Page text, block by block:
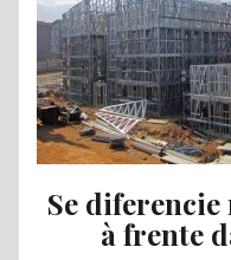
Se
à frente